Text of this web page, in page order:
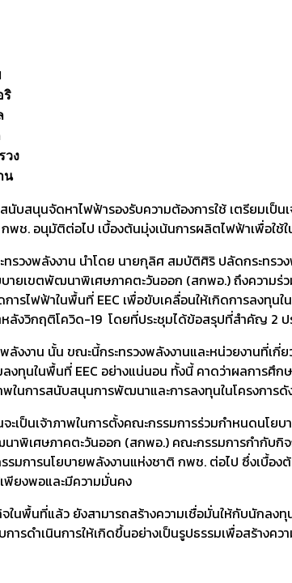
วง
น
สนุนจัดหาไฟฟ้ารองรับความต้องการใช้ เตรียมเป็น
ช. อนุมัติต่อไป เบื้องต้นมุ่งเน้นการผลิตไฟฟ้าเพื่อใช้
ลังงาน นำโดย นายกุลิศ สมบัติศิริ ปลัดกระทรวง
เขตพัฒนาพิเศษภาคตะวันออก (สกพอ.) ถึงความร่ว
ไฟฟ้าในพื้นที่ EEC เพื่อขับเคลื่อนให้เกิดการลงทุนใ
ตหลังวิกฤติโควิด-19 โดยที่ประชุมได้ข้อสรุปที่สำคัญ 2
าน นั้น ขณะนี้กระทรวงพลังงานและหน่วยงานที่เกี่ย
ในพื้นที่ EEC อย่างแน่นอน ทั้งนี้ คาดว่าผลการศึกษ
ในการสนับสนุนการพัฒนาและการลงทุนในโครงการดั
เจ้าภาพในการตั้งคณะกรรมการร่วมกำหนดนโยบ
พิเศษภาคตะวันออก (สกพอ.) คณะกรรมการกำกับกิ
การนโยบายพลังงานแห่งชาติ กพช. ต่อไป ซึ่งเบื้อง
พียงพอและมีความมั่นคง
ในพื้นที่แล้ว ยังสามารถสร้างความเชื่อมั่นให้กับนักล
รดำเนินการให้เกิดขึ้นอย่างเป็นรูปธรรมเพื่อสร้างค